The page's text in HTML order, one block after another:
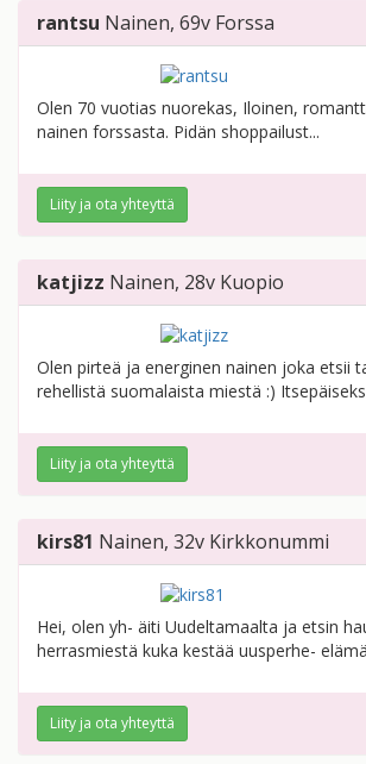
rantsu Nainen, 69v Forssa
Olen 70 vuotias nuorekas, Iloinen,
nainen forssasta. Pidän shoppailust...
Liity ja ota yhteyttä
katjizz Nainen, 28v Kuopio
Olen pirteä ja energinen nainen joka etsii
rehellistä suomalaista miestä :)
Liity ja ota yhteyttä
kirs81 Nainen, 32v Kirkkonummi
Hei, olen yh- äiti Uudeltamaalta ja etsin
herrasmiestä kuka kestää uusperhe-
Liity ja ota yhteyttä